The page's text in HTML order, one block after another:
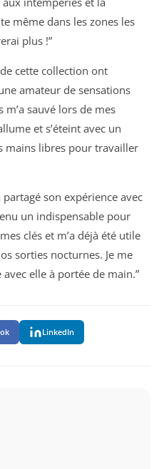
même dans les zones les
plus !”
cette collection ont
amateur de sensations
sauvé lors de mes
et s’éteint avec un
mains libres pour travailler
son expérience avec
un indispensable pour
clés et m’a déjà été utile
sorties nocturnes. Je me
elle à portée de main.”
LinkedIn